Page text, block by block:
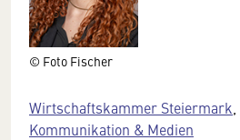
© Foto Fischer
Wirtschaftskammer Steiermark
Kommunikation & Medien